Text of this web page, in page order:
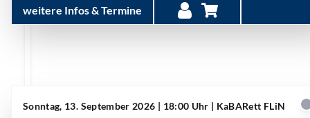
weitere Infos & Termine
Sonntag, 13. September 2026 | 18:00 Uhr | KaBARett FLiN